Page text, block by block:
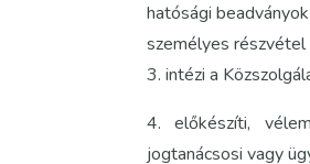
hatósági
személyes
3. intézi a
4. előkészíti,
jogtanácsosi vagy